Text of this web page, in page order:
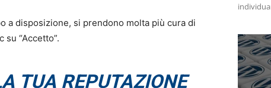
a disposizione, si prendono molta più cura di
“Accetto”.
TUA REPUTAZIONE